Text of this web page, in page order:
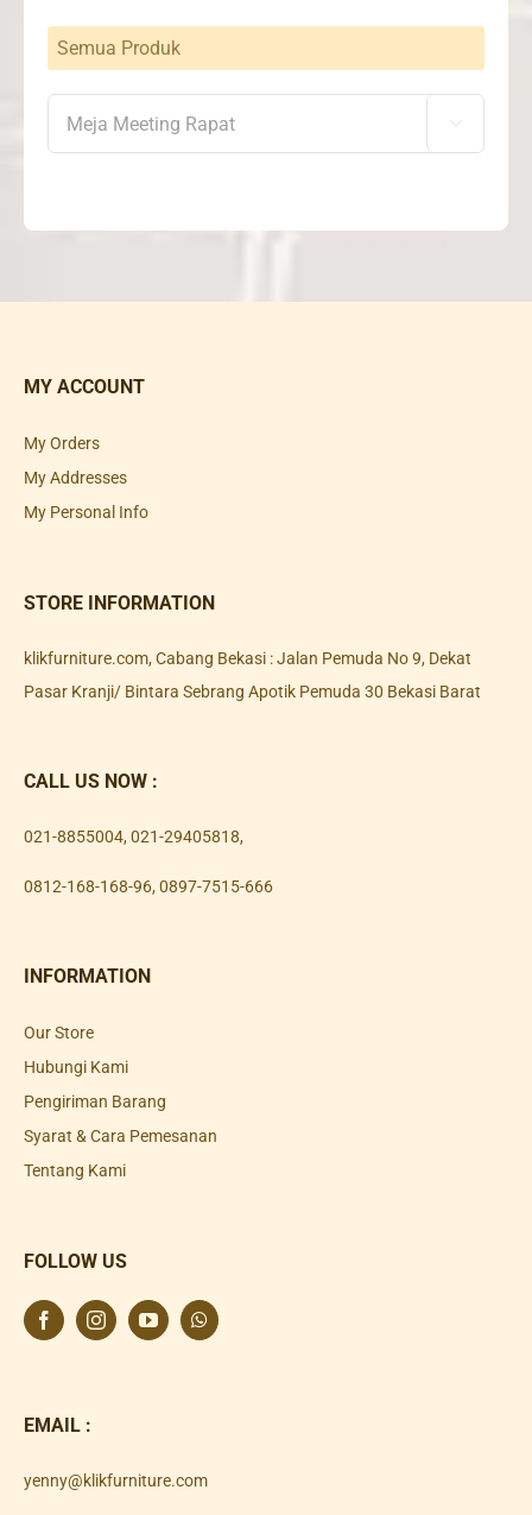
Semua Produk

MY ACCOUNT
My Orders
My Addresses
My Personal Info
STORE INFORMATION
klikfurniture.com, Cabang Bekasi : Jalan Pemuda No 9, Dekat
Pasar Kranji/ Bintara Sebrang Apotik Pemuda 30 Bekasi Barat
CALL US NOW :
021-8855004, 021-29405818,
0812-168-168-96, 0897-7515-666
INFORMATION
Our Store
Hubungi Kami
Pengiriman Barang
Syarat & Cara Pemesanan
Tentang Kami
FOLLOW US
EMAIL :
yenny@klikfurniture.com